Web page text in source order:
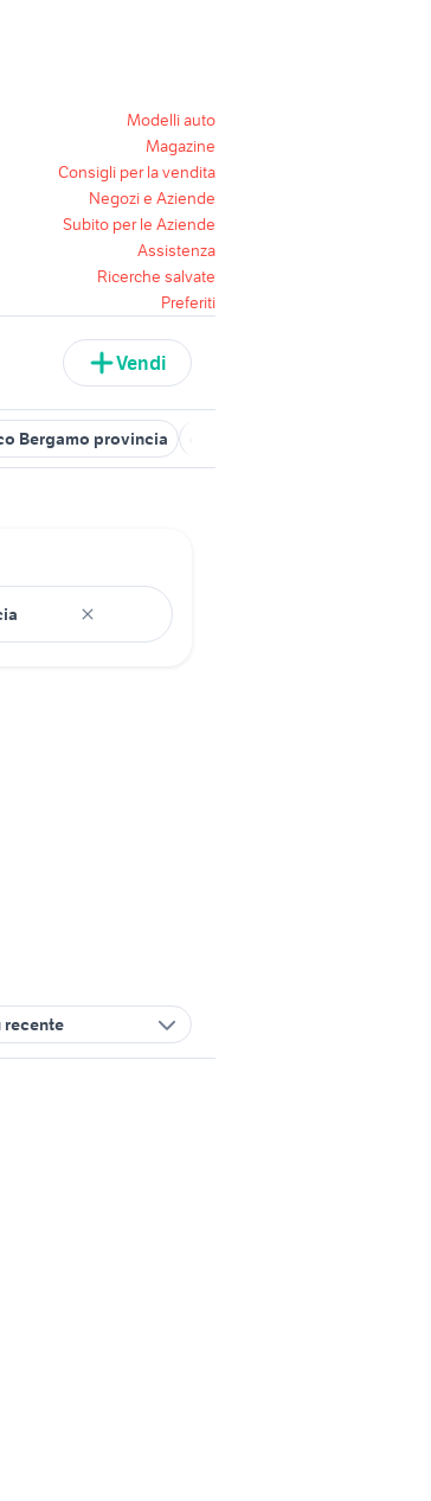
Modelli auto
Magazine
Consigli per la vendita
Negozi e Aziende
Subito per le Aziende
Assistenza
Ricerche salvate
Preferiti
Vendi
Bergamo provincia
recente